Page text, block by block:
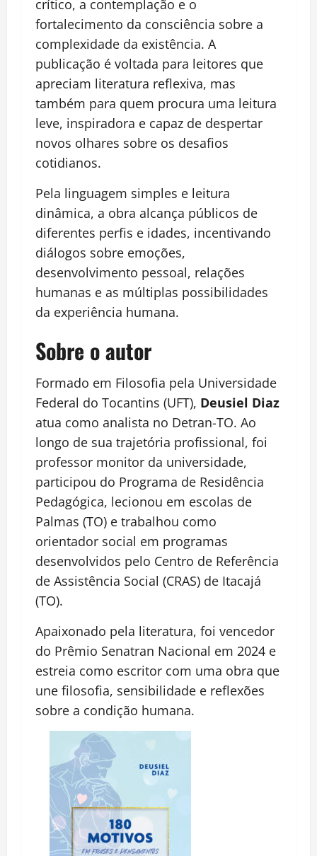
crítico, a contemplação e o
fortalecimento da consciência sobre a
complexidade da existência. A
publicação é voltada para leitores que
apreciam literatura reflexiva, mas
também para quem procura uma leitura
leve, inspiradora e capaz de despertar
novos olhares sobre os desafios
cotidianos.
Pela linguagem simples e leitura
dinâmica, a obra alcança públicos de
diferentes perfis e idades, incentivando
diálogos sobre emoções,
desenvolvimento pessoal, relações
humanas e as múltiplas possibilidades
da experiência humana.
Sobre o autor
Formado em Filosofia pela Universidade
Federal do Tocantins (UFT), Deusiel Diaz
atua como analista no Detran-TO. Ao
longo de sua trajetória profissional, foi
professor monitor da universidade,
participou do Programa de Residência
Pedagógica, lecionou em escolas de
Palmas (TO) e trabalhou como
orientador social em programas
desenvolvidos pelo Centro de Referência
de Assistência Social (CRAS) de Itacajá
(TO).
Apaixonado pela literatura, foi vencedor
do Prêmio Senatran Nacional em 2024 e
estreia como escritor com uma obra que
une filosofia, sensibilidade e reflexões
sobre a condição humana.